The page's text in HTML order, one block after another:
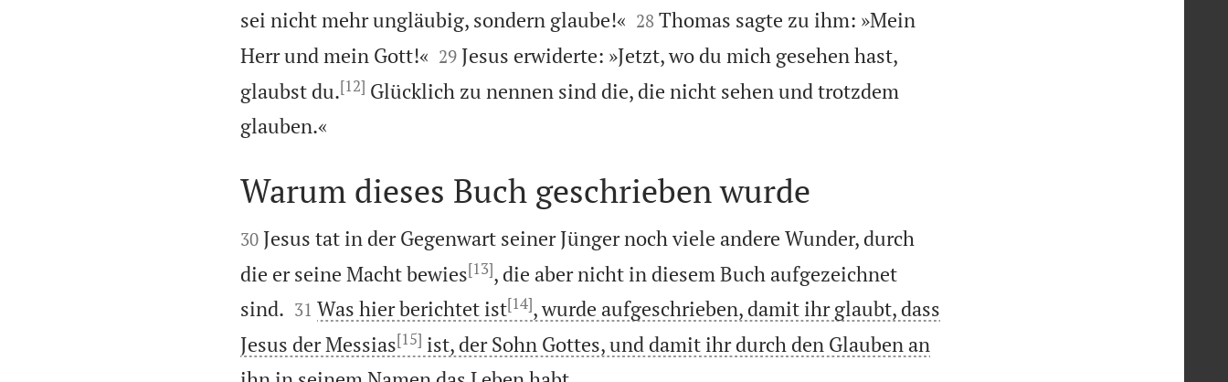
sei nicht mehr ungläubig, sondern glaube!«
28 Thomas sagte zu ihm: »Mein
Herr und mein Gott!«
29 Jesus erwiderte: »Jetzt, wo du mich gesehen hast,
glaubst du.[12] Glücklich zu nennen sind die, die nicht sehen und trotzdem
glauben.«

Warum dieses Buch geschrieben wurde

30 Jesus tat in der Gegenwart seiner Jünger noch viele andere Wunder, durch
die er seine Macht bewies[13], die aber nicht in diesem Buch aufgezeichnet
sind.
31 Was hier berichtet ist[14], wurde aufgeschrieben, damit ihr glaubt, dass
Jesus der Messias[15] ist, der Sohn Gottes, und damit ihr durch den Glauben an